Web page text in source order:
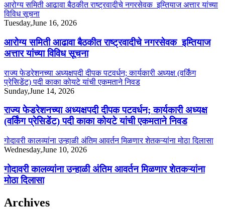
आरोग्य समिती आढावा बैठकीत राष्ट्रवादीचे नगरसेवक इम्तियाज अत्तार यांच्या
विविध सूचना
Tuesday,June 16, 2026
आरोग्य समिती आढावा बैठकीत राष्ट्रवादीचे नगरसेवक इम्तियाज
अत्तार यांच्या विविध सूचना
राज्य फेडरेशनच्या अध्यक्षपदी दीपक पटवर्धन; कार्यकारी अध्यक्ष (वर्किंग
प्रेसिडेंट) पदी काका कोयटे यांची एकमताने निवड
Sunday,June 14, 2026
राज्य फेडरेशनच्या अध्यक्षपदी दीपक पटवर्धन; कार्यकारी अध्यक्ष
(वर्किंग प्रेसिडेंट) पदी काका कोयटे यांची एकमताने निवड
गोदावरी कालव्यांना उन्हाळी अंतिम आवर्तन मिळणार शेतकऱ्यांना मोठा दिलासा
Wednesday,June 10, 2026
गोदावरी कालव्यांना उन्हाळी अंतिम आवर्तन मिळणार शेतकऱ्यांना
मोठा दिलासा
Archives